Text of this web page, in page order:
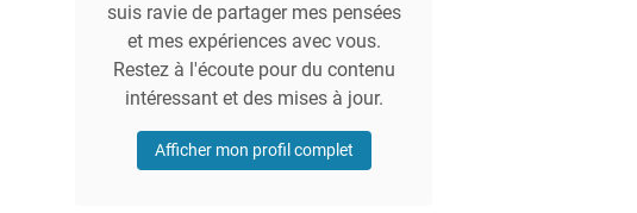
suis ravie de partager mes pensées
et mes expériences avec vous.
Restez à l'écoute pour du contenu
intéressant et des mises à jour.
Afficher mon profil complet